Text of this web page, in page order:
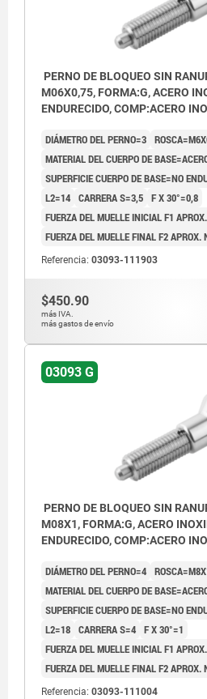
PERNO DE BLOQUEO SIN
M06X0,75, FORMA:G, ACERO
ENDURECIDO, COMP:ACERO
DIÁMETRO DEL PERNO=3
MATERIAL DEL CUERPO DE
SUPERFICIE CUERPO DE BASE=NO
L2=14 CARRERA S=3,5 F X 30°=0,8
FUERZA DEL MUELLE INICIAL F1
FUERZA DEL MUELLE FINAL F2 APROX.
Referencia: 03093-111903
$450.90
más IVA.
más gastos de envío
03093 G
PERNO DE BLOQUEO SIN
M08X1, FORMA:G, ACERO
ENDURECIDO, COMP:ACERO
DIÁMETRO DEL PERNO=4
MATERIAL DEL CUERPO DE
SUPERFICIE CUERPO DE BASE=NO
L2=18 CARRERA S=4 F X 30°=1
FUERZA DEL MUELLE INICIAL F1
FUERZA DEL MUELLE FINAL F2 APROX.
Referencia: 03093-111004